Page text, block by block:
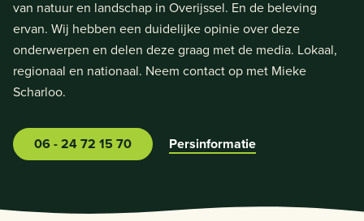
van natuur en landschap in Overijssel. En de beleving
ervan. Wij hebben een duidelijke opinie over deze
onderwerpen en delen deze graag met de media. Lokaal,
regionaal en nationaal. Neem contact op met Mieke
Scharloo.
06 - 24 72 15 70 Persinformatie